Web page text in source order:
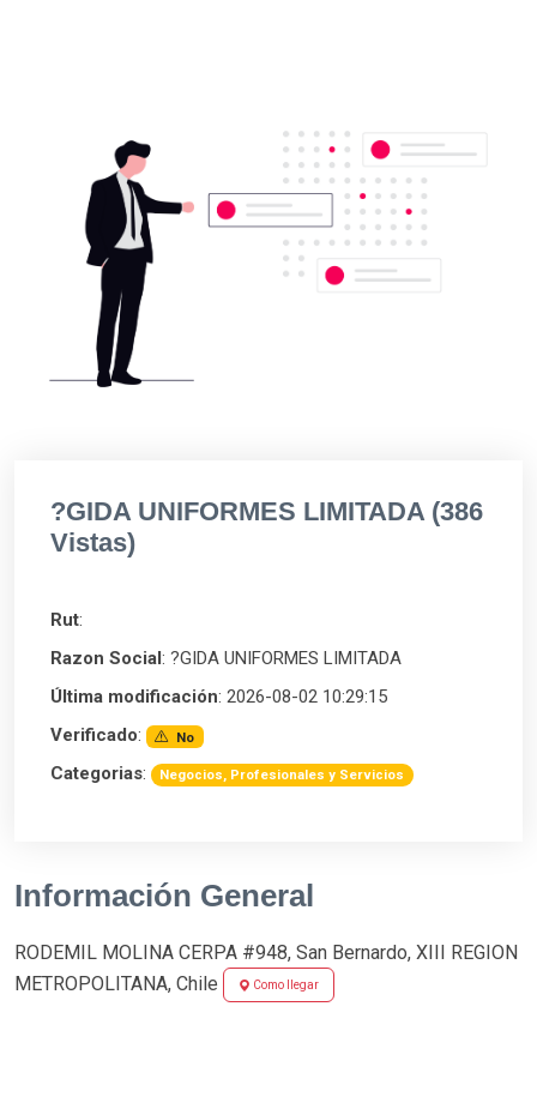
?GIDA UNIFORMES LIMITADA (386
Vistas)
Rut:
Razon Social : ?GIDA UNIFORMES LIMITADA
Última modificación: 2026-08-02 10:29:15
Verificado: No
Categorias: Negocios, Profesionales y Servicios
Información General
RODEMIL MOLINA CERPA #948, San Bernardo, XIII REGION
METROPOLITANA, Chile
Como llegar